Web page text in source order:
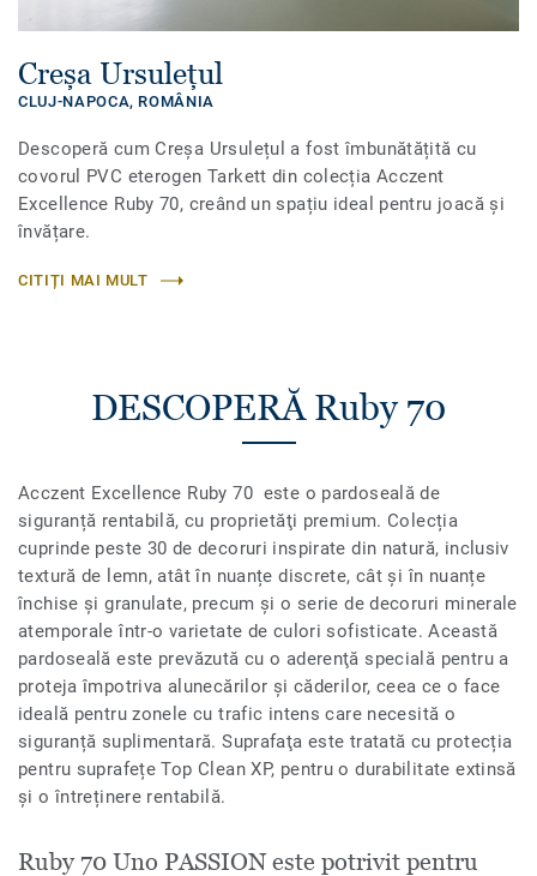
Creșa Ursulețul
CLUJ-NAPOCA, ROMÂNIA
Descoperă cum Creșa Ursulețul a fost îmbunătățită cu
covorul PVC eterogen Tarkett din colecția Acczent
Excellence Ruby 70, creând un spațiu ideal pentru joacă și
învățare.
CITIȚI MAI MULT
DESCOPERĂ Ruby 70
Acczent Excellence Ruby 70 este o pardoseală de
siguranță rentabilă, cu proprietăţi premium. Colecția
cuprinde peste 30 de decoruri inspirate din natură, inclusiv
textură de lemn, atât în ​​nuanțe discrete, cât și în nuanțe
închise şi granulate, precum și o serie de decoruri minerale
atemporale într-o varietate de culori sofisticate. Această
pardoseală este prevăzută cu o aderenţă specială pentru a
proteja împotriva alunecărilor și căderilor, ceea ce o face
ideală pentru zonele cu trafic intens care necesită o
siguranță suplimentară. Suprafaţa este tratată cu protecția
pentru suprafețe Top Clean XP, pentru o durabilitate extinsă
și o întreținere rentabilă.
Ruby 70 Uno PASSION este potrivit pentru